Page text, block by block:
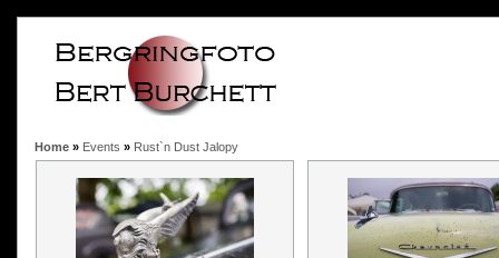
Home » Events » Rust`n Dust Jalopy